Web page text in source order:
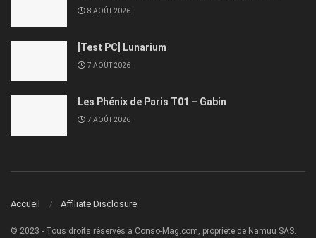
8 AOÛT 2026
[Test PC] Lunarium
7 AOÛT 2026
Les Phénix de Paris T01 – Gabin
7 AOÛT 2026
Accueil Affiliate Disclosure
© 2023 - Tous droits réservés à Conso-Mag.com, propriété de Namuu SAS.